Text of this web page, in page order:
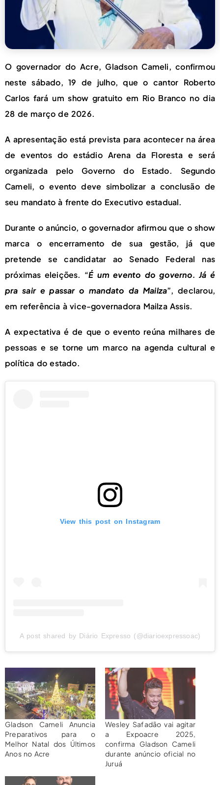
O governador do Acre, Gladson Cameli, confirmou
neste sábado, 19 de julho, que o cantor Roberto
Carlos fará um show gratuito em Rio Branco no dia
28 de março de 2026.
A apresentação está prevista para acontecer na área
de eventos do estádio Arena da Floresta e será
organizada pelo Governo do Estado. Segundo
Cameli, o evento deve simbolizar a conclusão de
seu mandato à frente do Executivo estadual.
Durante o anúncio, o governador afirmou que o show
marca o encerramento de sua gestão, já que
pretende se candidatar ao Senado Federal nas
próximas eleições. “É um evento do governo. Já é
pra sair e passar o mandato da Mailza”, declarou,
em referência à vice-governadora Mailza Assis.
A expectativa é de que o evento reúna milhares de
pessoas e se torne um marco na agenda cultural e
política do estado.
View this post on Instagram
A post shared by Diário Expresso (@diarioexpressoac)
Gladson Cameli Anuncia
Preparativos para o
Melhor Natal dos Últimos
Anos no Acre
Wesley Safadão vai agitar
a Expoacre 2025,
confirma Gladson Cameli
durante anúncio oficial no
Juruá